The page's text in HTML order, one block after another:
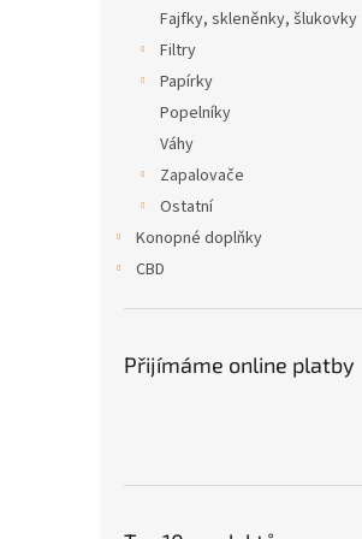
Fajfky, skleněnky, šlukovky
Filtry
Papírky
Popelníky
Váhy
Zapalovače
Ostatní
Konopné doplňky
CBD
Přijímáme online platby